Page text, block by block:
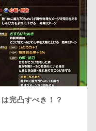
完凸すべき！？